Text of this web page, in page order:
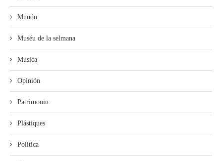
Mundu
Muséu de la selmana
Música
Opinión
Patrimoniu
Plástiques
Política